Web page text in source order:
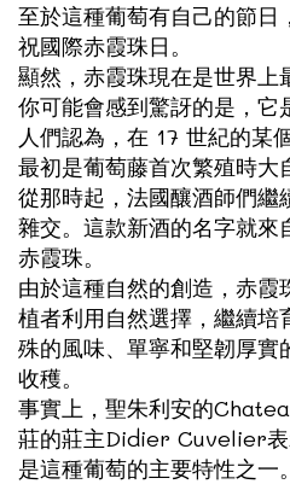
至於這種葡萄有自己的節
祝國際赤霞珠日。
顯然，赤霞珠現在是世界上
你可能會感到驚訝的是，它
人們認為，在 17 世紀的某
最初是葡萄藤首次繁殖時大
從那時起，法國釀酒師們繼
雜交。這款新酒的名字就來
赤霞珠。
由於這種自然的創造，赤
植者利用自然選擇，繼續培
殊的風味、單寧和堅韌厚實
收穫。
事實上，聖朱利安的
莊的莊主Didier Cuvelier表
是這種葡萄的主要特性之一。